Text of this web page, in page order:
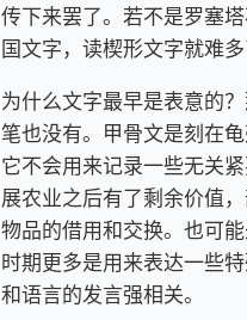
传下来罢了。若不是罗塞
国文字，读楔形文字就难多
为什么文字最早是表意的
笔也没有。甲骨文是刻在
它不会用来记录一些无关
展农业之后有了剩余价值
物品的借用和交换。也可
时期更多是用来表达一些
和语言的发言强相关。